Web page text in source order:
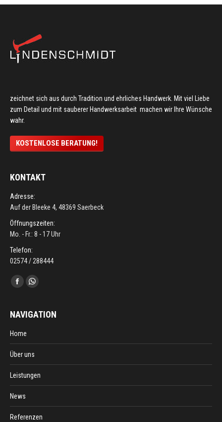
zeichnet sich aus durch Tradition und ehrliches Handwerk. Mit viel Liebe
zum Detail und mit sauberer Handwerksarbeit machen wir Ihre Wünsche
wahr.
KOSTENLOSE BERATUNG!
KONTAKT
Adresse:
Auf der Bleeke 4, 48369 Saerbeck
Öffnungszeiten:
Mo. - Fr.: 8 - 17 Uhr
Telefon:
02574 / 288444
Finden Sie uns auf:
FacebookWhatsapp
NAVIGATION
Home
Über uns
Leistungen
News
Referenzen